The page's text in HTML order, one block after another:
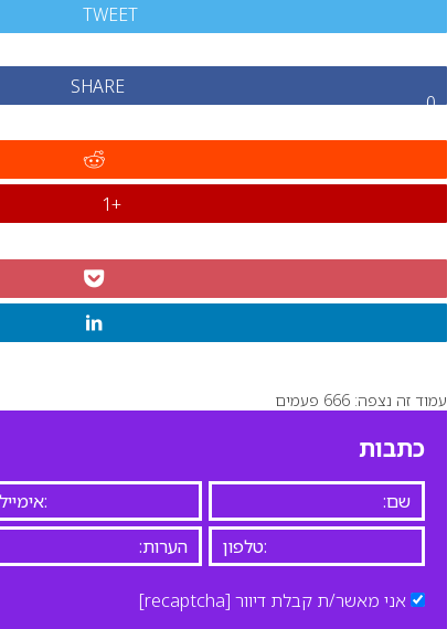
TWEET
SHARE
0
+1
עמוד זה נצפה: 666 פעמים
כתבות
אני מאשר/ת קבלת דיוור [recaptcha]